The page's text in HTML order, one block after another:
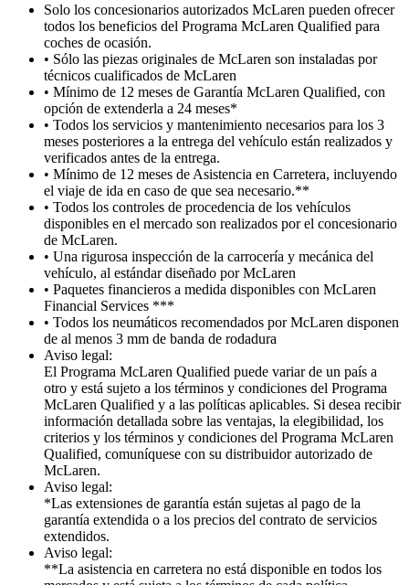
Solo los concesionarios autorizados McLaren pueden ofrecer
todos los beneficios del Programa McLaren Qualified para
coches de ocasión.
• Sólo las piezas originales de McLaren son instaladas por
técnicos cualificados de McLaren
• Mínimo de 12 meses de Garantía McLaren Qualified, con
opción de extenderla a 24 meses*
• Todos los servicios y mantenimiento necesarios para los 3
meses posteriores a la entrega del vehículo están realizados y
verificados antes de la entrega.
• Mínimo de 12 meses de Asistencia en Carretera, incluyendo
el viaje de ida en caso de que sea necesario.**
• Todos los controles de procedencia de los vehículos
disponibles en el mercado son realizados por el concesionario
de McLaren.
• Una rigurosa inspección de la carrocería y mecánica del
vehículo, al estándar diseñado por McLaren
• Paquetes financieros a medida disponibles con McLaren
Financial Services ***
• Todos los neumáticos recomendados por McLaren disponen
de al menos 3 mm de banda de rodadura
Aviso legal:
El Programa McLaren Qualified puede variar de un país a
otro y está sujeto a los términos y condiciones del Programa
McLaren Qualified y a las políticas aplicables. Si desea recibir
información detallada sobre las ventajas, la elegibilidad, los
criterios y los términos y condiciones del Programa McLaren
Qualified, comuníquese con su distribuidor autorizado de
McLaren.
Aviso legal:
*Las extensiones de garantía están sujetas al pago de la
garantía extendida o a los precios del contrato de servicios
extendidos.
Aviso legal:
**La asistencia en carretera no está disponible en todos los